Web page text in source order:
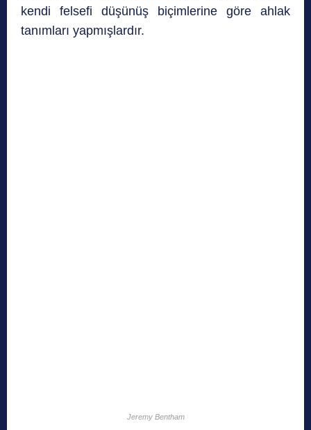
kendi felsefi düşünüş biçimlerine göre ahlak
tanımları yapmışlardır.
Jeremy Bentham